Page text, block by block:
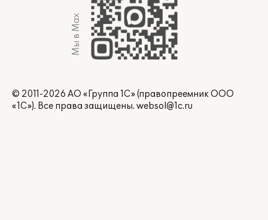
Мы в Max
© 2011-2026 АО «Группа 1С» (правопреемник ООО
«1С»). Все права защищены. websol@1c.ru